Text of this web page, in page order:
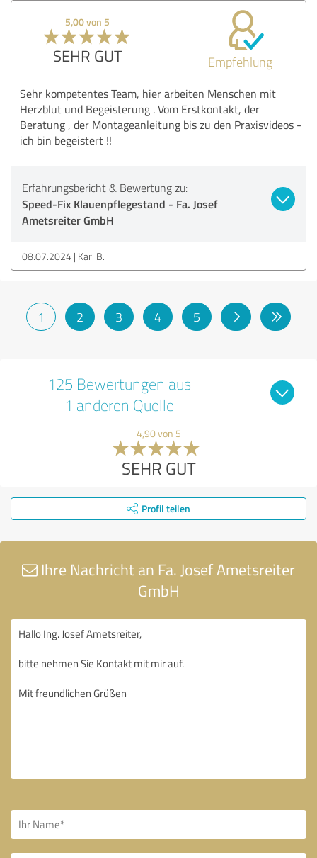
5,00 von 5
SEHR GUT Empfehlung
Sehr kompetentes Team, hier arbeiten Menschen mit
Herzblut und Begeisterung . Vom Erstkontakt, der
Beratung , der Montageanleitung bis zu den Praxisvideos -
ich bin begeistert !!
Erfahrungsbericht & Bewertung zu:
Speed-Fix Klauenpflegestand - Fa. Josef
Ametsreiter GmbH
08.07.2024 Karl B.
1 2 3 4 5
125 Bewertungen aus
1 anderen Quelle
4,90 von 5
SEHR GUT
Profil teilen
Ihre Nachricht an Fa. Josef Ametsreiter
GmbH